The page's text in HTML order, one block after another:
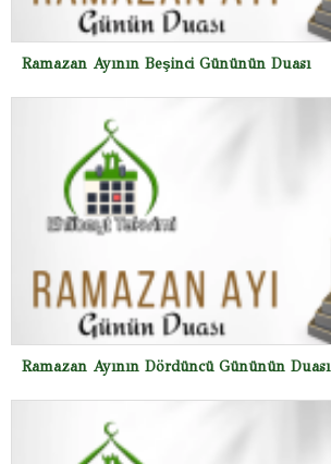
Ramazan Ayının Beşinci Gününün Duası
Ramazan Ayının Dördüncü Gününün Duası